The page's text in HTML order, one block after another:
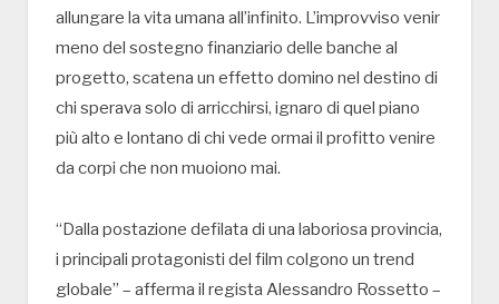
allungare la vita umana all’infinito. L’improvviso venir
meno del sostegno finanziario delle banche al
progetto, scatena un effetto domino nel destino di
chi sperava solo di arricchirsi, ignaro di quel piano
più alto e lontano di chi vede ormai il profitto venire
da corpi che non muoiono mai.
“Dalla postazione defilata di una laboriosa provincia,
i principali protagonisti del film colgono un trend
globale” – afferma il regista Alessandro Rossetto –